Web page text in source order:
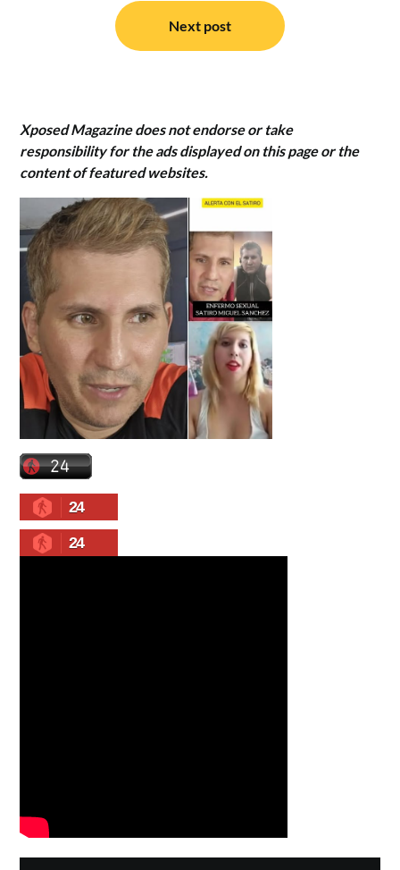
Next post
Xposed Magazine does not endorse or take
responsibility for the ads displayed on this page or the
content of featured websites.
24
24